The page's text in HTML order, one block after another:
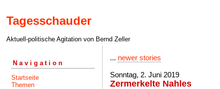
Tagesschauder
Aktuell-politische Agitation von Bernd Zeller
Navigation
Startseite
Themen
... newer stories
Sonntag, 2. Juni 2019
Zermerkelte Nahles